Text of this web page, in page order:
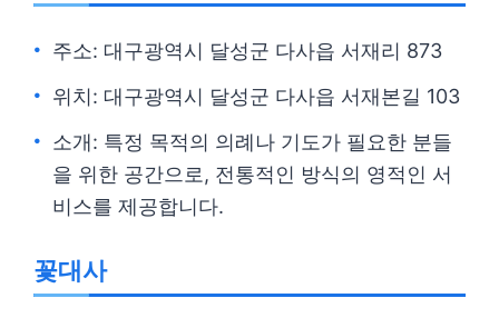
주소: 대구광역시 달성군 다사읍 서재리 873
위치: 대구광역시 달성군 다사읍 서재본길 103
소개: 특정 목적의 의례나 기도가 필요한 분들
을 위한 공간으로, 전통적인 방식의 영적인 서
비스를 제공합니다.
꽃대사